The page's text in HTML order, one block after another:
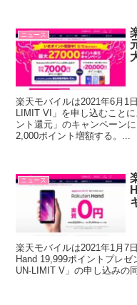
ニュース
楽天モバイルは2021年6月1
LIMIT VI」を申し込むこと
ント還元」のキャンペーン
2,000ポイント増額する。...
ニュース
楽天モバイルは2021年1月7
Hand 19,999ポイントプレ
UN-LIMIT V」の申し込みの